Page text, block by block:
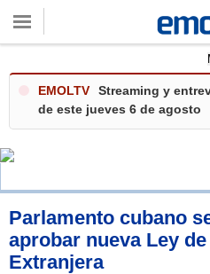
EMOLTV
Streaming y
de este jueves 6 de agosto
Parlamento cubano
aprobar nueva Ley
Extranjera